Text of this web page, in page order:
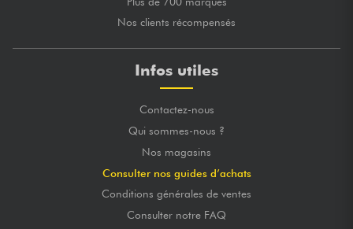
Nos clients récompensés
Infos utiles
Contactez-nous
Qui sommes-nous ?
Nos magasins
Consulter nos guides d’achats
Conditions générales de ventes
Consulter notre FAQ